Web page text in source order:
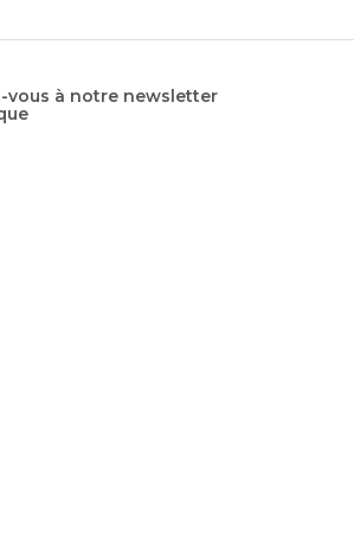
vous à notre newsletter